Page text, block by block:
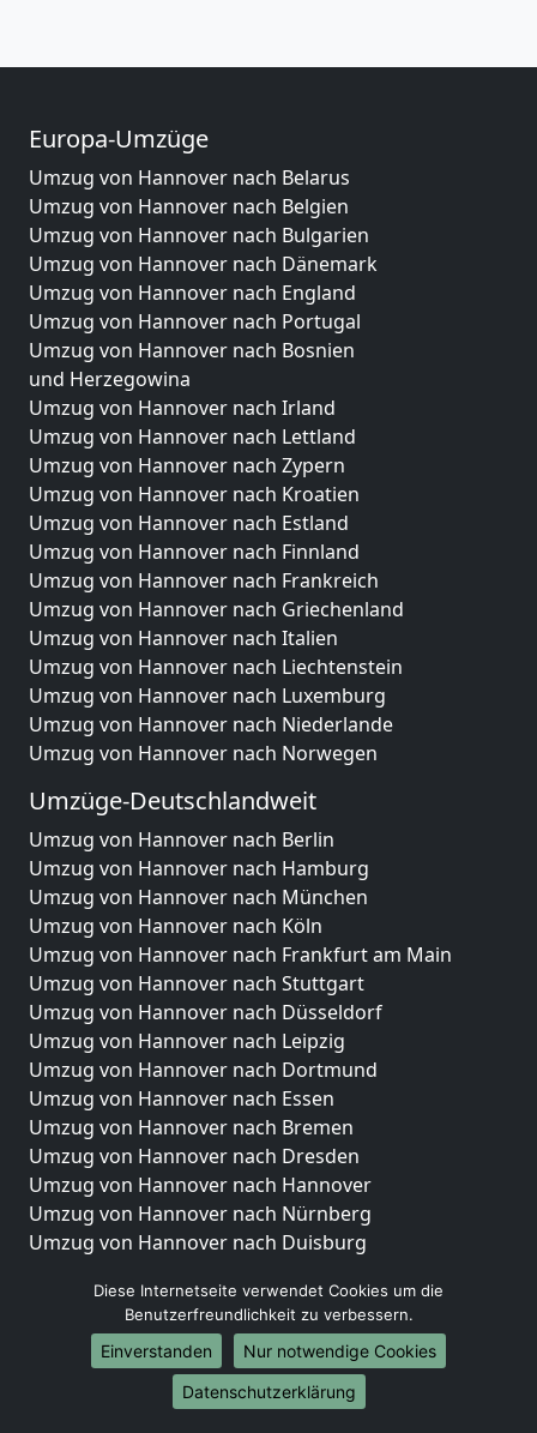
Europa-Umzüge
Umzug von Hannover nach Belarus
Umzug von Hannover nach Belgien
Umzug von Hannover nach Bulgarien
Umzug von Hannover nach Dänemark
Umzug von Hannover nach England
Umzug von Hannover nach Portugal
Umzug von Hannover nach Bosnien
und Herzegowina
Umzug von Hannover nach Irland
Umzug von Hannover nach Lettland
Umzug von Hannover nach Zypern
Umzug von Hannover nach Kroatien
Umzug von Hannover nach Estland
Umzug von Hannover nach Finnland
Umzug von Hannover nach Frankreich
Umzug von Hannover nach Griechenland
Umzug von Hannover nach Italien
Umzug von Hannover nach Liechtenstein
Umzug von Hannover nach Luxemburg
Umzug von Hannover nach Niederlande
Umzug von Hannover nach Norwegen
Umzüge-Deutschlandweit
Umzug von Hannover nach Berlin
Umzug von Hannover nach Hamburg
Umzug von Hannover nach München
Umzug von Hannover nach Köln
Umzug von Hannover nach Frankfurt am Main
Umzug von Hannover nach Stuttgart
Umzug von Hannover nach Düsseldorf
Umzug von Hannover nach Leipzig
Umzug von Hannover nach Dortmund
Umzug von Hannover nach Essen
Umzug von Hannover nach Bremen
Umzug von Hannover nach Dresden
Umzug von Hannover nach Hannover
Umzug von Hannover nach Nürnberg
Umzug von Hannover nach Duisburg
Umzug von Hannover nach Wuppertal
Umzug von Hannover nach Bielefeld
Umzug von Hannover nach Bonn
Umzug von Hannover nach Münster
Diese Internetseite verwendet Cookies um die
Benutzerfreundlichkeit zu verbessern.
Einverstanden
Nur notwendige Cookies
Datenschutzerklärung